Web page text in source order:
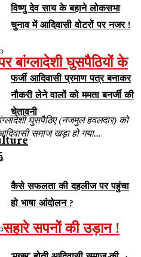
विष्णु देव साय के बहाने लोकसभा
चुनाव में आदिवासी वोटरों पर नजर !
फर्जी आदिवासी प्रमाण पत्र बनाकर
नौकरी लेने वालों को ममता बनर्जी की
चेतावनी
कैसे सफलता की दहलीज पर पहुंचा
हो भाषा आंदोलन ?
बांग्लादेशी घुसपैठियों के
घुसपैठिए (नजमुल हवलदार) को
समाज खड़ा हो गया...
सपनों की उड़ान !